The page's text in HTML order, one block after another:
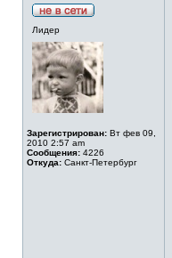
Лидер
Зарегистрирован: Вт фев 09,
2010 2:57 am
Сообщения: 4226
Откуда: Санкт-Петербург